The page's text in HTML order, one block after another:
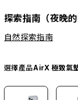
探索指南（夜晚的
自然探索指南
選擇產品AirX 極致氣